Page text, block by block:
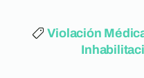
Violación